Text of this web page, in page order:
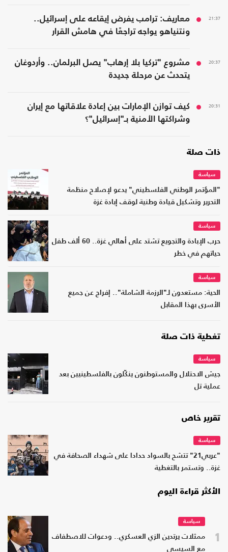
21:37
معاريف: ترامب يفرض إيقاعه على إسرائيل..
ونتنياهو يواجه تراجعًا في هامش القرار
20:37
مشروع "تركيا بلا إرهاب" يصل البرلمان.. وأردوغان
يتحدث عن مرحلة جديدة
20:31
كيف توازن الإمارات بين إعادة علاقاتها مع إيران
وشراكتها الأمنية بـ"إسرائيل"؟
ذات صلة
سياسة
"المؤتمر الوطني الفلسطيني" يدعو لإصلاح منظمة
التحرير وتشكيل قيادة وطنية لوقف إبادة غزة
سياسة
حرب الإبادة والتجويع تشتد على أهالي غزة.. 60 ألف طفل
حياتهم في خطر
سياسة
الحية: مستعدون لـ"الرزمة الشاملة".. إفراج عن جميع
الأسرى بهذا المقابل
تغطية ذات صلة
سياسة
جيش الاحتلال والمستوطنون ينكّلون بالفلسطينيين بعد
عملية تل
تقرير خاص
سياسة
"عربي21" تتشح بالسواد حدادا على شهداء الصحافة في
غزة.. وتستمر بالتغطية
الأكثر قراءة اليوم
1
سياسة
ممثلات يرتدين الزي العسكري.. ودعوات للاصطفاف
مع السيسي